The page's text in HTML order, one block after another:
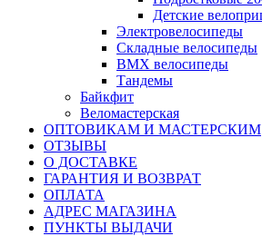
Детские
Электровелосипеды
Складные велосипеды
BMX велосипеды
Тандемы
Байкфит
Веломастерская
ОПТОВИКАМ И МАСТЕРСКИМ
ОТЗЫВЫ
О ДОСТАВКЕ
ГАРАНТИЯ И ВОЗВРАТ
ОПЛАТА
АДРЕС МАГАЗИНА
ПУНКТЫ ВЫДАЧИ